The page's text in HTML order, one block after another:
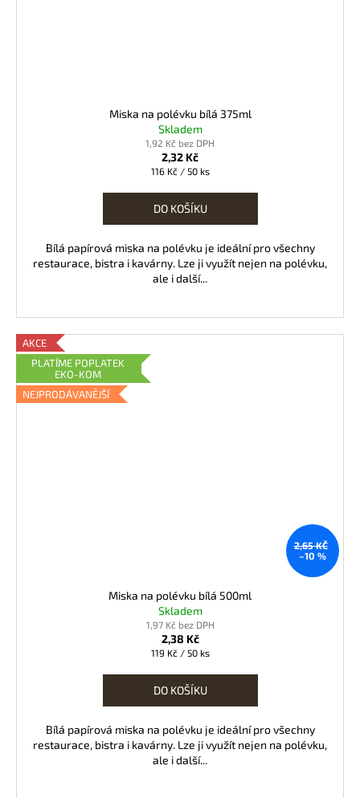
Miska na polévku bílá 375ml
Skladem
1,92 Kč bez DPH
2,32 Kč
Měrná
116 Kč / 50 ks
DO KOŠÍKU
Bílá papírová miska na polévku je ideální pro všechny
restaurace, bistra i kavárny. Lze ji využít nejen na polévku,
ale i další...
AKCE
PLATÍME POPLATEK
EKO-KOM
NEJPRODÁVANĚJŠÍ
2,65 KČ
–10 %
Miska na polévku bílá 500ml
Skladem
1,97 Kč bez DPH
2,38 Kč
Měrná
119 Kč / 50 ks
DO KOŠÍKU
Bílá papírová miska na polévku je ideální pro všechny
restaurace, bistra i kavárny. Lze ji využít nejen na polévku,
ale i další...